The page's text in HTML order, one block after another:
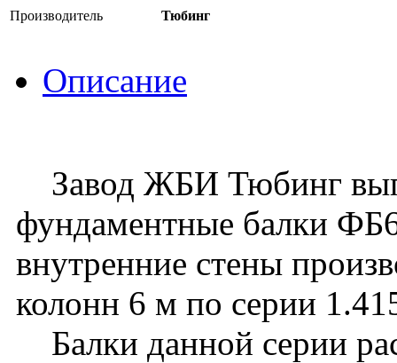
Производитель Тюбинг
Описание
Завод ЖБИ Тюбинг
фундаментные балки
внутренние стены
колонн 6 м по серии
Балки данной серии